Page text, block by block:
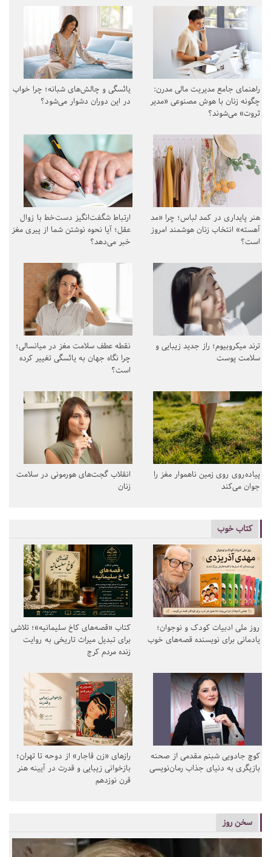
راهنمای جامع مدیریت مالی مدرن:
چگونه زنان با هوش مصنوعی «مدیر
ثروت» می‌شوند؟
یائسگی و چالش‌های شبانه؛ چرا خواب
در این دوران دشوار می‌شود؟
هنر پایداری در کمد لباس؛ چرا «مد
آهسته» انتخاب زنان هوشمند امروز
است؟
ارتباط شگفت‌انگیز دست‌خط با زوال
عقل؛ آیا نحوه نوشتن شما از پیری مغز
خبر می‌دهد؟
ترند میکروبیوم؛ راز جدید زیبایی و
سلامت پوست
نقطه عطف سلامت مغز در میانسالی؛
چرا نگاه جهان به یائسگی تغییر کرده
است؟
پیاده‌روی روی زمین ناهموار مغز را
جوان می‌کند
انقلاب گجت‌های هورمونی در سلامت
زنان
کتاب خوب
روز ملی ادبیات کودک و نوجوان؛
یادمانی برای نویسنده قصه‌های خوب
کتاب «قصه‌های کاخ سلیمانیه»؛ تلاشی
برای تبدیل میراث تاریخی به روایت
زنده مردم کرج
کوچ جادویی شبنم مقدمی از صحنه
بازیگری به دنیای جذاب رمان‌نویسی
رازهای «زن قاجار» از دوحه تا تهران؛
بازخوانی زیبایی و قدرت در آیینه هنر
قرن نوزدهم
سخن روز